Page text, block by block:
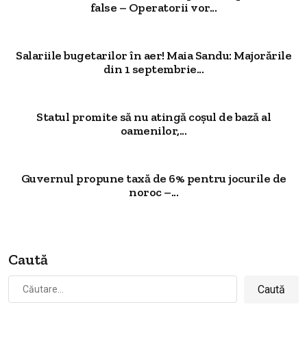
false – Operatorii vor...
Salariile bugetarilor în aer! Maia Sandu: Majorările
din 1 septembrie...
Statul promite să nu atingă coșul de bază al
oamenilor,...
Guvernul propune taxă de 6% pentru jocurile de
noroc –...
Caută
Caută
după: